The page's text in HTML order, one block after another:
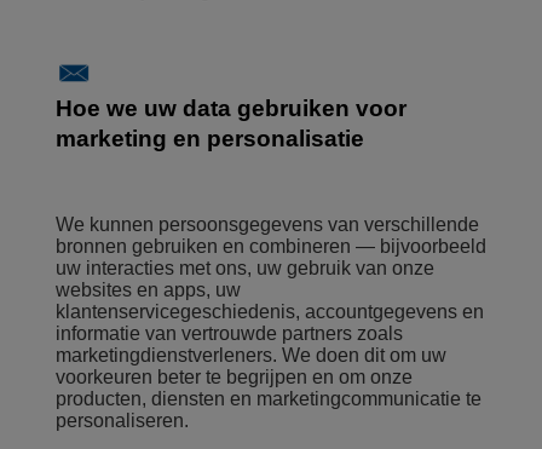
Hoe we uw data gebruiken voor
marketing en personalisatie
We kunnen persoonsgegevens van verschillende
bronnen gebruiken en combineren — bijvoorbeeld
uw interacties met ons, uw gebruik van onze
websites en apps, uw
klantenservicegeschiedenis, accountgegevens en
informatie van vertrouwde partners zoals
marketingdienstverleners. We doen dit om uw
voorkeuren beter te begrijpen en om onze
producten, diensten en marketingcommunicatie te
personaliseren.